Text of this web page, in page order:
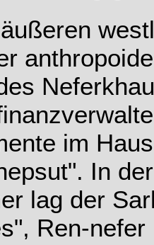
im
In
lag der
Ren-nefer